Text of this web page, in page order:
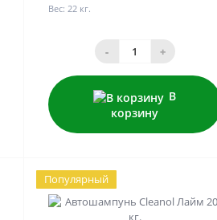
Вес: 22 кг.
- +
В
корзину
Популярный